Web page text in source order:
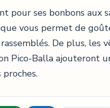
pour ses bonbons aux
vous permet de
De plus, les
Pico-Balla ajouteront